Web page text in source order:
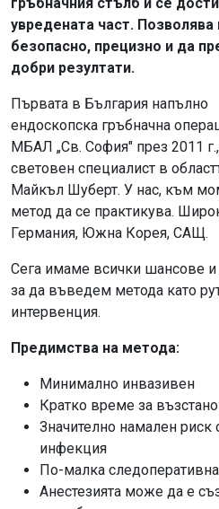
увредената част. Позволява
безопасно, прецизно и да
добри резултати.
Първата в България напълно
ендоскопска гръбначна
МБАЛ „Св. София" през 2011
световен специалист в
Майкъл Шуберт. У нас, към
метод да се практикува.
Германия, Южна Корея, САЩ.
Сега имаме всички шансове и
за да въведем метода като
интервенция.
Предимства на метода:
Минимално инвазивен
Кратко време за
Значително намален риск
инфекция
По-малка
Анестезията може да е